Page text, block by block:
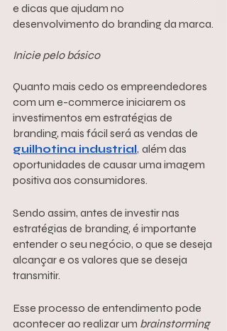
e dicas que ajudam no
desenvolvimento do branding da marca.
Inicie pelo básico
Quanto mais cedo os empreendedores
com um e-commerce iniciarem os
investimentos em estratégias de
branding, mais fácil será as vendas de
guilhotina industrial, além das
oportunidades de causar uma imagem
positiva aos consumidores.
Sendo assim, antes de investir nas
estratégias de branding, é importante
entender o seu negócio, o que se deseja
alcançar e os valores que se deseja
transmitir.
Esse processo de entendimento pode
acontecer ao realizar um brainstorming